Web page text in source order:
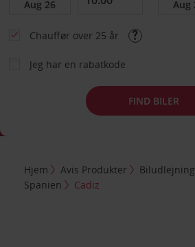
Chauffør over 25 år
Jeg har en rabatkode
FIND BILER
Hjem Avis Produkter Biludlejning
Spanien
Cadiz